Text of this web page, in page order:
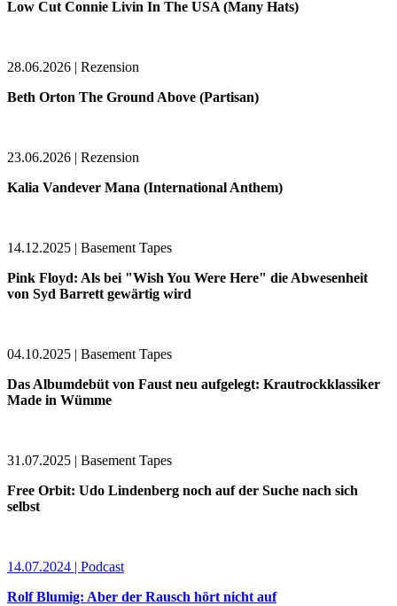
Low Cut Connie Livin In The USA (Many Hats)
28.06.2026 | Rezension
Beth Orton The Ground Above (Partisan)
23.06.2026 | Rezension
Kalia Vandever Mana (International Anthem)
14.12.2025 | Basement Tapes
Pink Floyd: Als bei "Wish You Were Here" die Abwesenheit
von Syd Barrett gewärtig wird
04.10.2025 | Basement Tapes
Das Albumdebüt von Faust neu aufgelegt: Krautrockklassiker
Made in Wümme
31.07.2025 | Basement Tapes
Free Orbit: Udo Lindenberg noch auf der Suche nach sich
selbst
14.07.2024 | Podcast
Rolf Blumig: Aber der Rausch hört nicht auf